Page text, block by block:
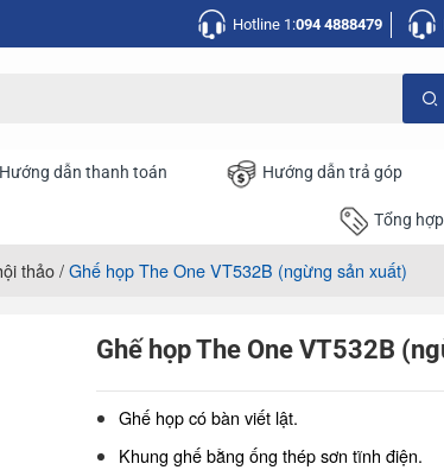
Hotline 1:094 4888479
Hướng dẫn thanh toán Hướng dẫn trả góp
Tổng
thảo/Ghế họp The One VT532B (ngừng sản xuất)
Ghế họp The One VT532B
Ghế họp có bàn viết lật.
Khung ghế bằng ống thép sơn tĩnh điện.